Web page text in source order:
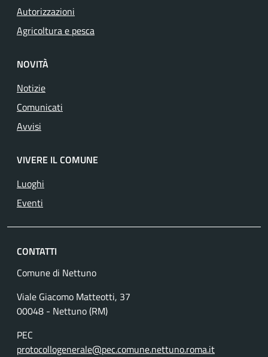
Autorizzazioni
Agricoltura e pesca
NOVITÀ
Notizie
Comunicati
Avvisi
VIVERE IL COMUNE
Luoghi
Eventi
CONTATTI
Comune di Nettuno
Viale Giacomo Matteotti, 37
00048 - Nettuno (RM)
PEC
protocollogenerale@pec.comune.nettuno.roma.it